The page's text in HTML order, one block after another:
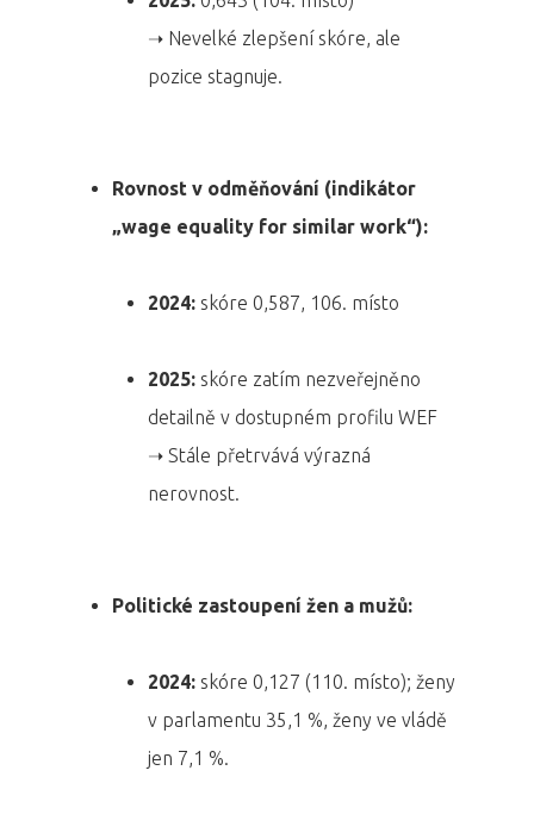
➝ Nevelké zlepšení skóre, ale
pozice stagnuje.
Rovnost v odměňování (indikátor
„wage equality for similar work“):
2024: skóre 0,587, 106. místo
2025: skóre zatím nezveřejněno
detailně v dostupném profilu WEF
➝ Stále přetrvává výrazná
nerovnost.
Politické zastoupení žen a mužů:
2024: skóre 0,127 (110. místo); ženy
v parlamentu 35,1 %, ženy ve vládě
jen 7,1 %.